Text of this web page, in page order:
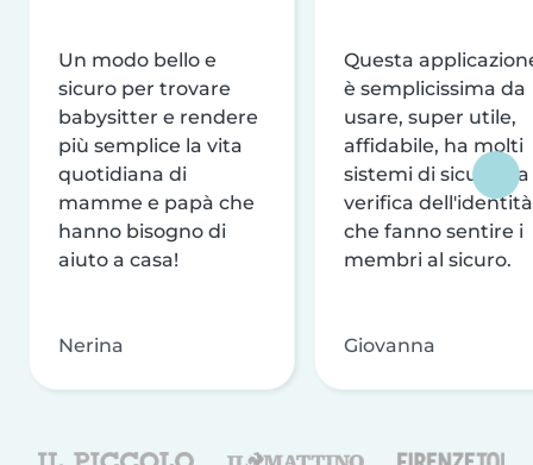
Un modo bello e
sicuro per trovare
babysitter e rendere
più semplice la vita
quotidiana di
mamme e papà che
hanno bisogno di
aiuto a casa!
Nerina
Questa
è semplicissima da
usare, super utile,
affidabile, ha molti
sistemi di sicurezza
verifica dell'identità
che fanno sentire i
membri al sicuro.
Giovanna